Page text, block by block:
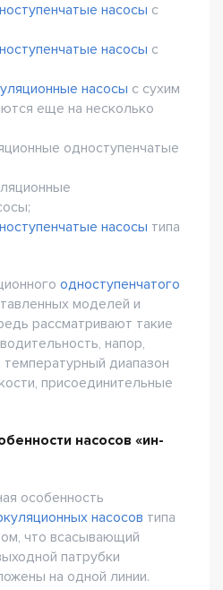
насосы с
насосы с
насосы с сухим
еще на несколько
одноступенчатые
насосы типа
одноступенчатого
моделей и
рассматривают такие
напор,
диапазон
присоединительные
насосов «ин-
особенность
насосов типа
что всасывающий
патрубки
на одной линии.